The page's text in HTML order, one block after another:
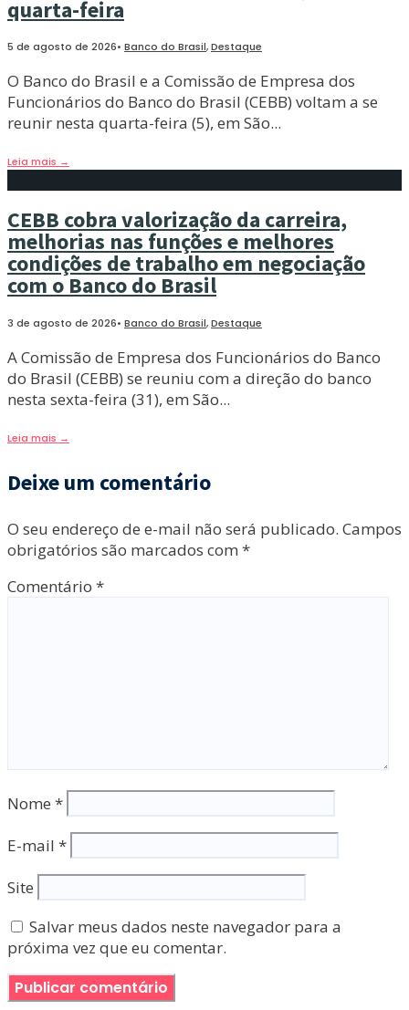
quarta-feira
5 de agosto de 2026• Banco do Brasil,Destaque
O Banco do Brasil e a Comissão de Empresa dos
Funcionários do Banco do Brasil (CEBB) voltam a se
reunir nesta quarta-feira (5), em São...
Leia mais →
CEBB cobra valorização da carreira,
melhorias nas funções e melhores
condições de trabalho em negociação
com o Banco do Brasil
3 de agosto de 2026• Banco do Brasil,Destaque
A Comissão de Empresa dos Funcionários do Banco
do Brasil (CEBB) se reuniu com a direção do banco
nesta sexta-feira (31), em São...
Leia mais →
Deixe um comentário
O seu endereço de e-mail não será publicado. Campos
obrigatórios são marcados com *
Comentário *
Nome *
E-mail *
Site
Salvar meus dados neste navegador para a
próxima vez que eu comentar.